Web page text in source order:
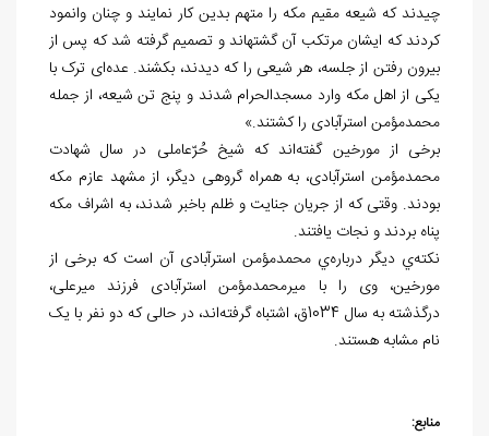
چیدند که شیعه مقیم مکه را متهم بدین کار نمایند و چنان وانمود
کردند که ایشان مرتکب آن گشته‏اند و تصمیم گرفته شد که پس از
بیرون رفتن از جلسه، هر شیعی را که دیدند، بکشند. عده‌­ای ترک با
یکی از اهل مکه وارد مسجدالحرام شدند و پنج تن شیعه، از جمله
محمدمؤمن استرآبادی را کشتند.»
برخی از مورخین گفته­‌اند که شیخ حُرّعاملی در سال شهادت
محمدمؤمن استرآبادی، به همراه گروهی دیگر، از مشهد عازم مکه
بودند. وقتی که از جریان جنایت و ظلم باخبر شدند، به اشراف مکه
پناه بردند و نجات یافتند.
نکته‌ي دیگر درباره‌ي محمدمؤمن استرآبادی آن است که برخی از
مورخین، وی را با میرمحمدمؤمن استرآبادی فرزند میرعلی،
درگذشته به سال 1034ق، اشتباه گرفته‌اند، در حالی که دو نفر با یک
نام مشابه هستند.
منابع: